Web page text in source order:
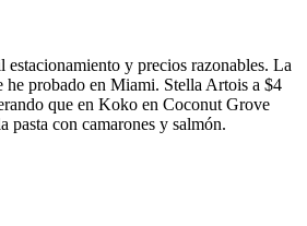
y precios razonables. La
he probado en Miami. Stella Artois a $4
que en Koko en Coconut Grove
pasta con camarones y salmón.